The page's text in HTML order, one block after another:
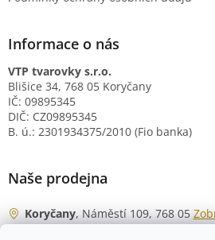
Informace o nás
VTP tvarovky s.r.o.
Blišice 34, 768 05 Koryčany
IČ: 09895345
DIČ: CZ09895345
B. ú.: 2301934375/2010 (Fio banka)
Naše prodejna
Koryčany, Náměstí 109, 768 05